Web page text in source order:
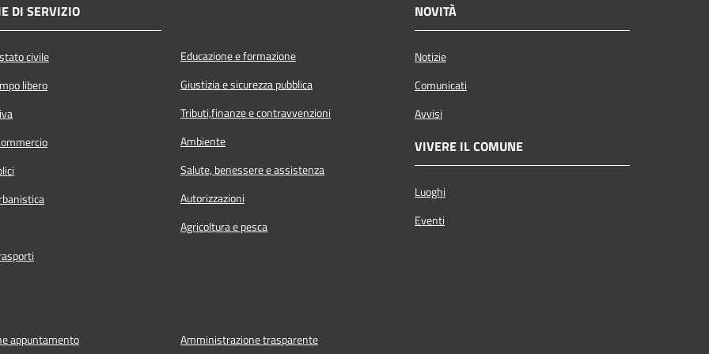
DI SERVIZIO
civile
libero
Educazione e formazione
Giustizia e sicurezza pubblica
Tributi,finanze e contravvenzioni
Ambiente
Salute, benessere e assistenza
Autorizzazioni
Agricoltura e pesca
NOVITÀ
Notizie
Comunicati
Avvisi
VIVERE IL COMUNE
Luoghi
Eventi
appuntamento Amministrazione trasparente